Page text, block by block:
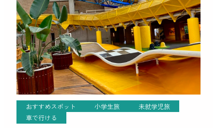
おすすめスポット 小学生旅
未就学児旅
車で行ける